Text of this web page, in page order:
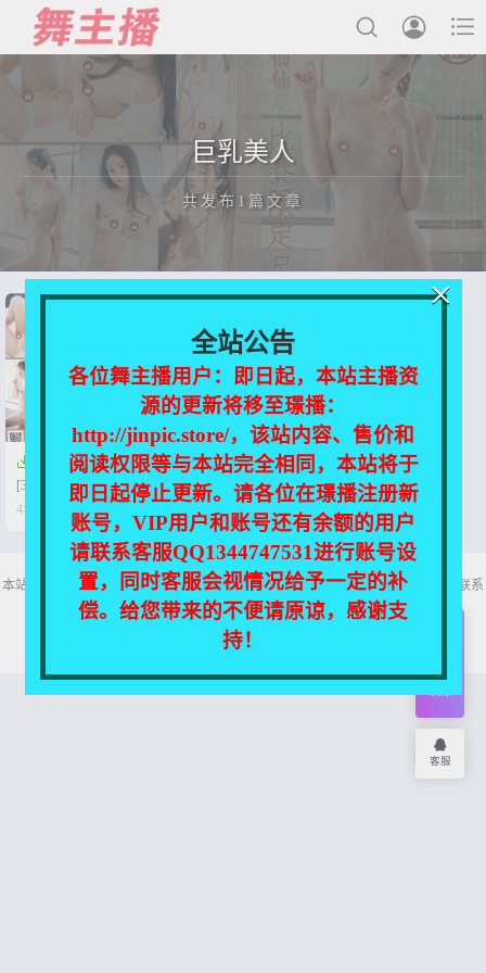



最新发布
国内主播
国外主播
主播合集
充值&解压说明
用户中心
会员登陆
巨乳美人
共发布1篇文章
正在为您加载新内容

巨乳美人-仙仙辰 比賽限定
[306P/2V/204M]
4年前
0  167
本站所有资源均收集自互联网，仅供个人欣赏交流，如不慎侵犯了您的权益，请联系
我们，我们将尽快处理！
Copyright © 2026 舞主播
全站公告
各位舞主播用户：即日起，本站主播资
源的更新将移至璟播：
http://jinpic.store/，该站内容、售价和
阅读权限等与本站完全相同，本站将于
即日起停止更新。请各位在璟播注册新
账号，VIP用户和账号还有余额的用户
请联系客服QQ1344747531进行账号设
置，同时客服会视情况给予一定的补
偿。给您带来的不便请原谅，感谢支
持！
×
会员
客服